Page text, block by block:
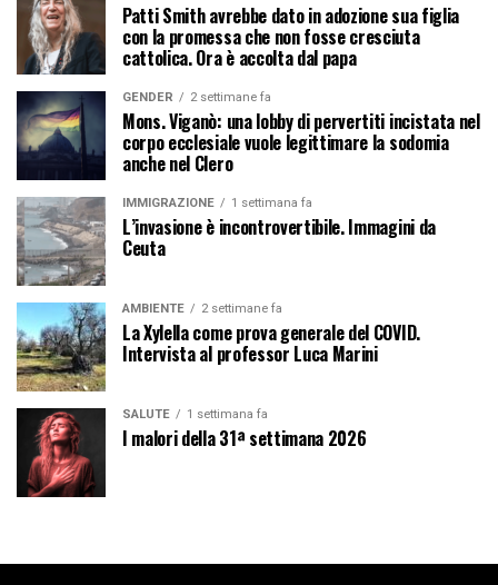
Patti Smith avrebbe dato in adozione sua figlia
con la promessa che non fosse cresciuta
cattolica. Ora è accolta dal papa
GENDER 2 settimane fa
Mons. Viganò: una lobby di pervertiti incistata nel
corpo ecclesiale vuole legittimare la sodomia
anche nel Clero
IMMIGRAZIONE 1 settimana fa
L’invasione è incontrovertibile. Immagini da
Ceuta
AMBIENTE 2 settimane fa
La Xylella come prova generale del COVID.
Intervista al professor Luca Marini
SALUTE 1 settimana fa
I malori della 31ª settimana 2026